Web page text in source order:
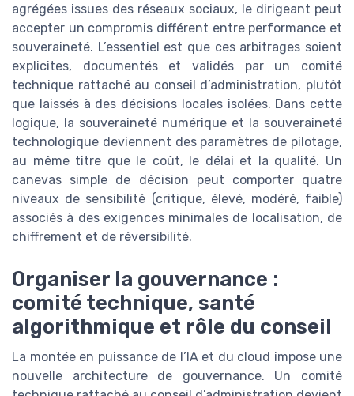
agrégées issues des réseaux sociaux, le dirigeant peut
accepter un compromis différent entre performance et
souveraineté. L’essentiel est que ces arbitrages soient
explicites, documentés et validés par un comité
technique rattaché au conseil d’administration, plutôt
que laissés à des décisions locales isolées. Dans cette
logique, la souveraineté numérique et la souveraineté
technologique deviennent des paramètres de pilotage,
au même titre que le coût, le délai et la qualité. Un
canevas simple de décision peut comporter quatre
niveaux de sensibilité (critique, élevé, modéré, faible)
associés à des exigences minimales de localisation, de
chiffrement et de réversibilité.
Organiser la gouvernance :
comité technique, santé
algorithmique et rôle du conseil
La montée en puissance de l’IA et du cloud impose une
nouvelle architecture de gouvernance. Un comité